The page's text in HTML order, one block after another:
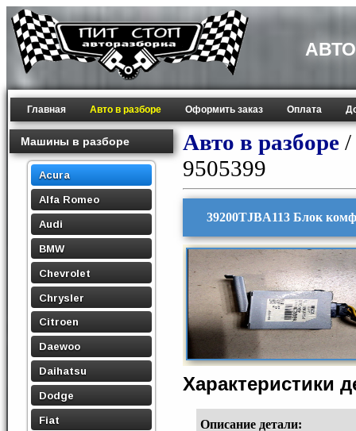
Главная Авто в разборе Оформить заказ Оплата
Машины в разборе
Acura
Alfa Romeo
Audi
BMW
Chevrolet
Chrysler
Citroen
Daewoo
Daihatsu
Dodge
Fiat
Авто в разборе /
9505399
39200TJBA113 Блок
Характеристики
Описание детали: